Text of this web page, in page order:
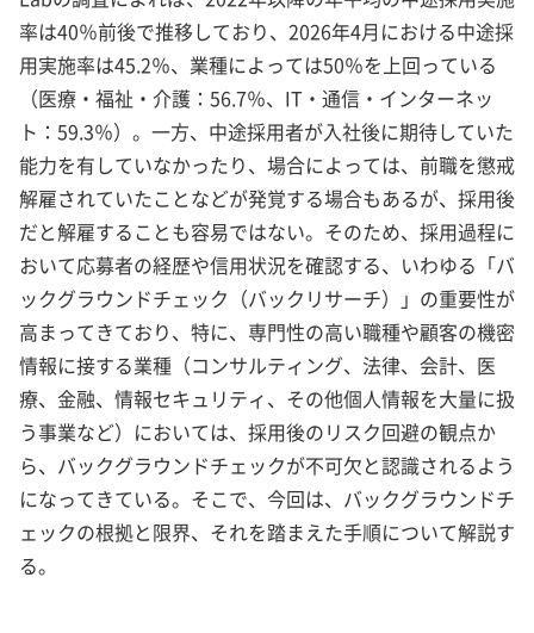
率は40％前後で推移しており、2026年4月における中途採
用実施率は45.2％、業種によっては50％を上回っている
（医療・福祉・介護：56.7％、IT・通信・インターネッ
ト：59.3％）。一方、中途採用者が入社後に期待していた
能力を有していなかったり、場合によっては、前職を懲戒
解雇されていたことなどが発覚する場合もあるが、採用後
だと解雇することも容易ではない。そのため、採用過程に
おいて応募者の経歴や信用状況を確認する、いわゆる「バ
ックグラウンドチェック（バックリサーチ）」の重要性が
高まってきており、特に、専門性の高い職種や顧客の機密
情報に接する業種（コンサルティング、法律、会計、医
療、金融、情報セキュリティ、その他個人情報を大量に扱
う事業など）においては、採用後のリスク回避の観点か
ら、バックグラウンドチェックが不可欠と認識されるよう
になってきている。そこで、今回は、バックグラウンドチ
ェックの根拠と限界、それを踏まえた手順について解説す
る。